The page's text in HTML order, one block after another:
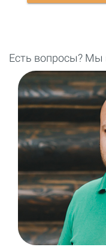
Есть вопросы? Мы